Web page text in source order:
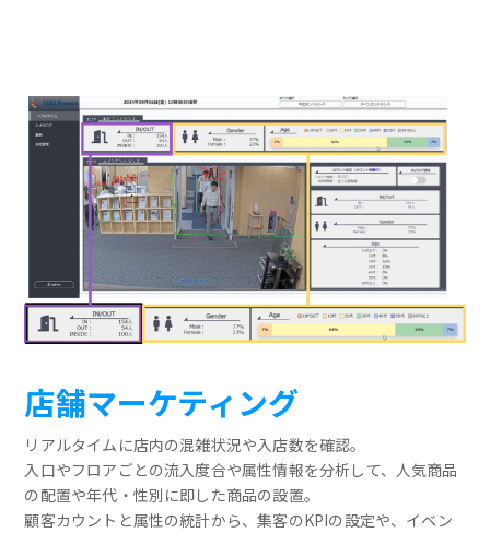
店舗マーケティング
リアルタイムに店内の混雑状況や入店数を確認。
入口やフロアごとの流入度合や属性情報を分析して、人気商品
の配置や年代・性別に即した商品の設置。
顧客カウントと属性の統計から、集客のKPIの設定や、イベン